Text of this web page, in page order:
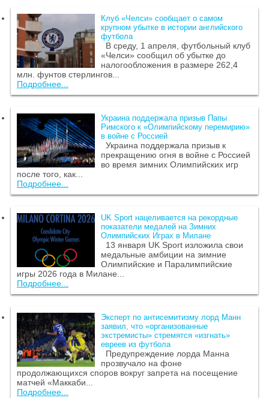
Клуб «Челси» сообщает о самом
крупном убытке в истории английского
футбола
В среду, 1 апреля, футбольный клуб
«Челси» сообщил об убытке до
налогообложения в размере 262,4
млн. фунтов стерлингов...
Подробнее...
Украина поддержала призыв Папы
Римского к «Олимпийскому перемирию»
в войне с Россией
Украина поддержала призыв к
прекращению огня в войне с Россией
во время зимних Олимпийских игр
после того, как...
Подробнее...
UK Sport нацеливается на рекордные
показатели медалей на Зимних
Олимпийских Играх в Милане
13 января UK Sport изложила свои
медальные амбиции на зимние
Олимпийские и Паралимпийские
игры 2026 года в Милане...
Подробнее...
Эксперт по антисемитизму лорд Манн
заявил, что «организованные
экстремисты» стремятся «изгнать»
евреев из футбола
Предупреждение лорда Манна
прозвучало на фоне
продолжающихся споров вокруг запрета на посещение
матчей «Маккаби...
Подробнее...